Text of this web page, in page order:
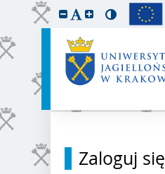
Zaloguj się